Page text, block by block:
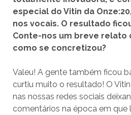
especial do Vitin da
nos vocais. O resultado
Conte-nos um breve relato
como se concretizou?
Valeu! A gente também ficou
curtiu muito o resultado! O
nas nossas redes sociais
comentários na época em que